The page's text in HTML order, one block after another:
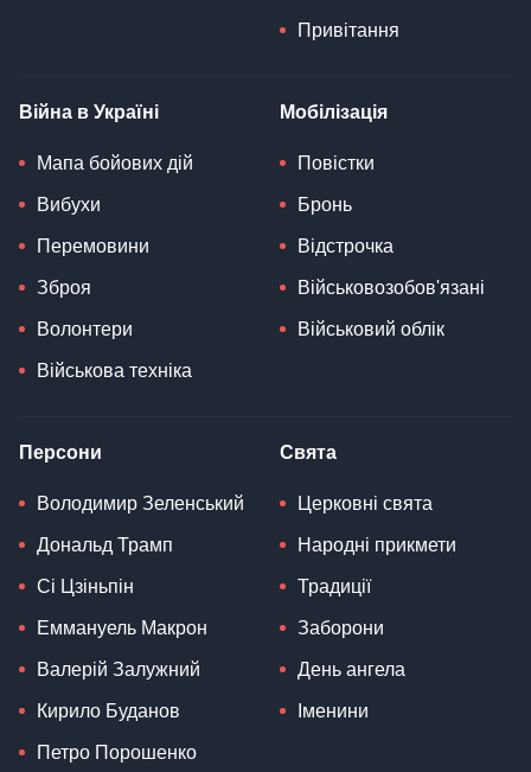
Привітання
Війна в Україні
Мапа бойових дій
Вибухи
Перемовини
Зброя
Волонтери
Військова техніка
Мобілізація
Повістки
Бронь
Відстрочка
Військовозобов'язані
Військовий облік
Персони
Володимир Зеленський
Дональд Трамп
Сі Цзіньпін
Еммануель Макрон
Валерій Залужний
Кирило Буданов
Петро Порошенко
Свята
Церковні свята
Народні прикмети
Традиції
Заборони
День ангела
Іменини